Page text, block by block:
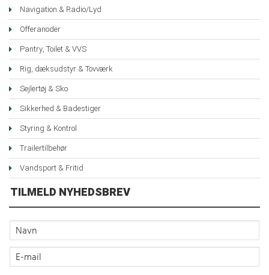
Navigation & Radio/Lyd
Offeranoder
Pantry, Toilet & VVS
Rig, dæksudstyr & Tovværk
Sejlertøj & Sko
Sikkerhed & Badestiger
Styring & Kontrol
Trailertilbehør
Vandsport & Fritid
TILMELD NYHEDSBREV